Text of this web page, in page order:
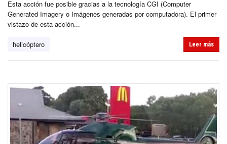
Esta acción fue posible gracias a la tecnología CGI (Computer
Generated Imagery o Imágenes generadas por computadora). El primer
vistazo de esta acción...
helicóptero Leer más